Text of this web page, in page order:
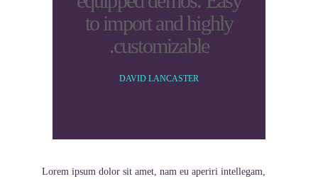
to import and highly
customizable.
DAVID LANCASTER
Lorem ipsum dolor sit amet, nam eu aperiri intellegam,